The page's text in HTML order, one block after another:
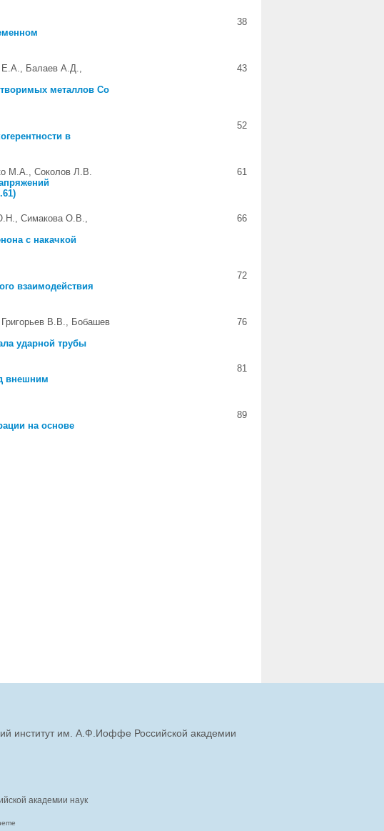
38
Е.А., Балаев А.Д.,
металлов Co
43
в
52
М.А., Соколов Л.В.
61
Симакова О.В.,
с накачкой
66
взаимодействия
72
В.В., Бобашев
ударной трубы
76
внешним
81
на основе
89
институт им. А.Ф.Иоффе Российской академии
академии наук